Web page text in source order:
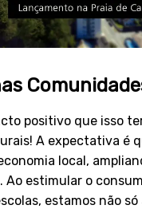
positivo que isso
A expectativa é
local,
Ao estimular o
estamos não